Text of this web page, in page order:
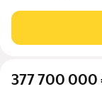
особенным: -
в гостиной,
377 700 000